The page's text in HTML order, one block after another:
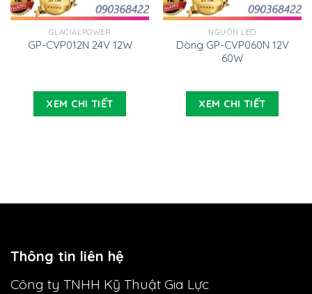
GLACIALPOWER
GP-CVP012N 24V 12W
XEM CHI TIẾT
NGUỒN LED
Dòng GP-CVP060N 12V
60W
XEM CHI TIẾT
Thông tin liên hệ
Công ty TNHH Kỹ Thuật Gia Lực